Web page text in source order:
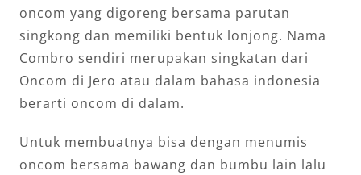
oncom yang digoreng bersama parutan
singkong dan memiliki bentuk lonjong. Nama
Combro sendiri merupakan singkatan dari
Oncom di Jero atau dalam bahasa indonesia
berarti oncom di dalam.
Untuk membuatnya bisa dengan menumis
oncom bersama bawang dan bumbu lain lalu